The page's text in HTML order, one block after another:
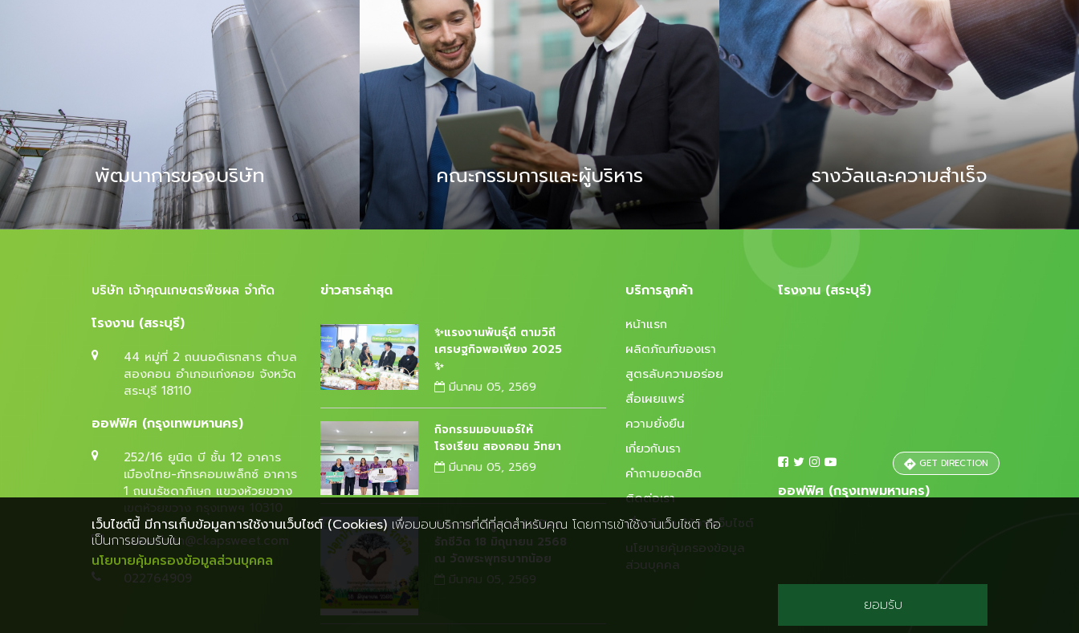
พัฒนาการของบริษัท คณะกรรมการและผู้บริหาร รางวัลและความสำเร็จ
บริษัท เจ้าคุณเกษตรพืชผล จำกัด
โรงงาน (สระบุรี)
44 หมู่ที่ 2 ถนนอดิเรกสาร ตำบล
สองคอน อำเภอแก่งคอย จังหวัด
สระบุรี 18110
ออฟฟิศ (กรุงเทพมหานคร)
252/16 ยูนิต บี ชั้น 12 อาคาร
เมืองไทย-ภัทรคอมเพล็กซ์ อาคาร
1 ถนนรัชดาภิเษก แขวงห้วยขวาง
เขตห้วยขวาง กรุงเทพฯ 10310
saleadmin@ckapsweet.com
022764909
ข่าวสารล่าสุด
✨แรงงานพันธุ์ดี ตามวิถี
เศรษฐกิจพอเพียง 2025
✨
มีนาคม 05, 2569
กิจกรรมมอบแอร์ให้
โรงเรียน สองคอน วิทยา
มีนาคม 05, 2569
กิจกรรม ปลูกป่า รักษ์โลก
รักชีวิต 18 มิถุนายน 2568
ณ วัดพระพุทธบาทน้อย
มีนาคม 05, 2569
บริการลูกค้า
หน้าแรก
ผลิตภัณฑ์ของเรา
สูตรลับความอร่อย
สื่อเผยแพร่
ความยั่งยืน
เกี่ยวกับเรา
คำถามยอดฮิต
ติดต่อเรา
เงื่อนไขการใช้งานเว็บไซต์
นโยบายคุ้มครองข้อมูล
ส่วนบุคคล
โรงงาน (สระบุรี)
GET DIRECTION
ออฟฟิศ (กรุงเทพมหานคร)
เว็บไซต์นี้ มีการเก็บข้อมูลการใช้งานเว็บไซต์ (Cookies) เพื่อมอบบริการที่ดีที่สุดสำหรับคุณ โดยการเข้าใช้งานเว็บไซต์ ถือ
เป็นการยอมรับใน
นโยบายคุ้มครองข้อมูลส่วนบุคคล
ยอมรับ